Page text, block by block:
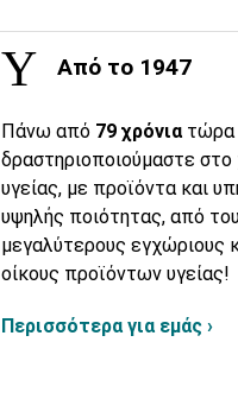
Από το 1947
Πάνω από 79 χρόνια τώρα
δραστηριοποιούμαστε
υγείας, με προϊόντα και
υψηλής ποιότητας, από
μεγαλύτερους εγχώριους
οίκους προϊόντων υγείας!
Περισσότερα για εμάς ›